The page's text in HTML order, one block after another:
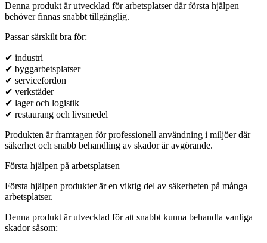
Denna produkt är utvecklad för arbetsplatser där första hjälpen
behöver finnas snabbt tillgänglig.
Passar särskilt bra för:
✔ industri
✔ byggarbetsplatser
✔ servicefordon
✔ verkstäder
✔ lager och logistik
✔ restaurang och livsmedel
Produkten är framtagen för professionell användning i miljöer där
säkerhet och snabb behandling av skador är avgörande.
Första hjälpen på arbetsplatsen
Första hjälpen produkter är en viktig del av säkerheten på många
arbetsplatser.
Denna produkt är utvecklad för att snabbt kunna behandla vanliga
skador såsom: